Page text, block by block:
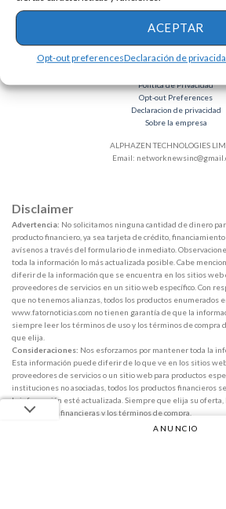
ACEPTAR
Opt-out preferencesDeclaración de
Política de Privacidad
Opt-out Preferences
Declaracion de privacidad
Sobre la empresa
ALPHAZEN TECHNOLOGIES
Email:
Disclaimer
Advertencia: No solicitamos ninguna cantidad de dinero
producto financiero, ya sea tarjeta de crédito, financiamiento
avísenos a través del formulario de inmediato.
toda la información lo más actualizada posible. Cabe
diferir de la información que se encuentra en los sitios
proveedores de servicios en un sitio web específico. Con
que no tenemos alianzas, todos los productos enumerados
www.fatornoticias.com no tienen garantía de que la
siempre leer los términos de uso y los términos de compra
que elija.
Consideraciones: Nos esforzamos por mantener toda la
Esta información puede diferir de lo que ve en los sitios
proveedores de servicios o un sitio web para productos
instituciones no asociadas, todos los productos financieros
la información esté actualizada. Siempre que elija su oferta,
instituciones financieras y los términos de compra.
ANUNCIO